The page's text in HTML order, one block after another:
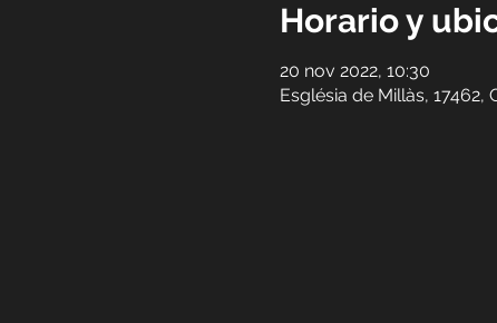
Horario y
20 nov 2022, 10:30
Església de Millàs, 17462,